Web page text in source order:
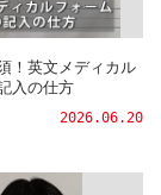
！英文メディカル
入の仕方
2026.06.20